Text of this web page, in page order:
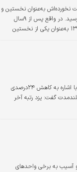
نخورده‌اش به‌عنوان نخستین و
تنهاترین شهر ایران در سال۱۳۹۶ در فهرست میراث جهانی یونسکو به ثبت رسید. در واقع پس از ۹سال
انتظار که پرونده‌ این شهر در فهرست میراث موقت جهانی بود، روز ۱۸تیر۱۳۹۶ به‌عنوان یکی از نخستین
دنیای‌ اقتصاد – یزد: مدیر مطالعات پایه منابع آب شرکت آب منطقه‌ای یزد با اشاره به کاهش ۲۴درصدی
گفت: یزد رتبه آخر
آسیب به برخی واحدهای